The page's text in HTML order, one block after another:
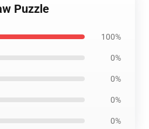
Puzzle
100%
0%
0%
0%
0%